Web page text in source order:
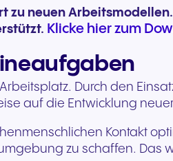
zu neuen
Klicke hier zum
Durch den
auf die Entwicklung
Kontakt
zu schaffen.